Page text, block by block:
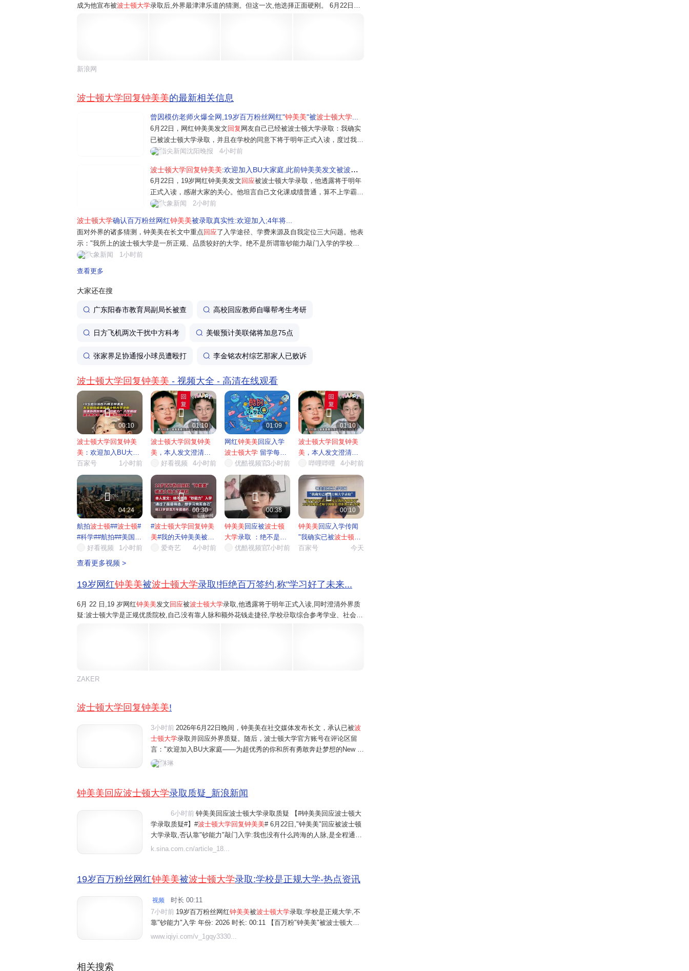
成为他宣布被波士顿大学录取后,外界最津津乐道的猜测。但这一次,他选择正面硬刚。 6月22日晚,
4
新浪网
波士顿大学回复钟美美的最新相关信息
曾因模仿老师火爆全网,19岁百万粉丝网红"钟美美"被波士顿大学...
6月22日，网红钟美美发文 回复 网友自己已经被波士顿大学录取：我确实
已被波士顿大学录取，并且在学校的同意下将于明年正式入读，度过我的
本科时光，探索更多的可能性。感谢大家的关心，也有点惶恐怕耗费公共
成绩普通，不是学霸，我敬佩那些学习能力强的同学。正因为
指尖新闻沈阳晚报 4小时前
波士顿大学回复钟美美:欢迎加入BU大家庭,此前钟美美发文被波士顿...
6月22日，19岁网红钟美美发文 回应被波士顿大学录取，他透露将于明年
正式入读，感谢大家的关心。他坦言自己文化课成绩普通，算不上学霸，
正因如此才格外向往大学，希望多读书开阔眼界，提升自己。他同时澄清
径，学校录取综合参考学业、社会实践与个人特长...
大象新闻 2小时前
波士顿大学确认百万粉丝网红钟美美被录取真实性:欢迎加入;4年将...
面对外界的诸多猜测，钟美美在长文中重点回应了入学途径、学费来源及自我定位三大问题。他表
示："我所上的波士顿大学是一所正规、品质较好的大学。绝不是所谓靠钞能力敲门入学的学校，
实际上我也没有、不用缴纳正常学费以外的费用。它的入学考察，除了高中时期基本学习情况外，
大象新闻 1小时前
查看更多
大家还在搜
广东阳春市教育局副局长被查 高校回应教师自曝帮考生考研
日方飞机两次干扰中方科考 美银预计美联储将加息75点
张家界足协通报小球员遭殴打 李金铭农村综艺那家人已败诉
波士顿大学回复钟美美 - 视频大全 - 高清在线观看

00:10
波士顿大学回复钟美
美 ：欢迎加入BU大家
庭
百家号 1小时前

01:10
波士顿大学回复钟美
美 ，本人发文澄清留
学相关...
好看视频 4小时前

01:09
网红钟美美回应入学
波士顿大学 留学每年
需近7...
优酷视频官…3小时前

01:10
波士顿大学回复钟美
美 ，本人发文澄清留
学相关...
哔哩哔哩 4小时前

04:24
航拍波士顿##波士顿#
#科学##航拍##美国##
波士...好看视频 1小时前

00:30
#波士顿大学回复钟美
美#我的天钟美美被波
士顿...爱奇艺 4小时前

00:38
钟美美回应被波士顿
大学录取 ：绝不是
靠"钞...
优酷视频官…7小时前

00:10
钟美美回应入学传闻
"我确实已被波士顿大
学...
百家号 今天
查看更多视频 >
19岁网红钟美美被波士顿大学录取!拒绝百万签约,称"学习好了未来...
6月 22 日,19 岁网红钟美美发文 回应被波士顿大学录取,他透露将于明年正式入读,同时澄清外界质
疑:波士顿大学是正规优质院校,自己没有靠人脉和额外花钱走捷径,学校录取综合参考学业、社会实
5
ZAKER
波士顿大学回复钟美美!
3小时前 2026年6月22日晚间，钟美美在社交媒体发布长文，承认已被波
士顿大学录取并回应外界质疑。随后，波士顿大学官方账号在评论区留
言："欢迎加入BU大家庭——为超优秀的你和所有勇敢奔赴梦想的New T
erriers疯狂打call！"此次互动直接为持续发酵的入学争议画上句号，被舆
琳琳
钟美美回应波士顿大学录取质疑_新浪新闻
6小时前 钟美美回应波士顿大学录取质疑 【#钟美美回应波士顿大
学录取质疑#】#波士顿大学回复钟美美# 6月22日,"钟美美"回应被波士顿
大学录取,否认靠"钞能力"敲门入学:我也没有什么跨海的人脉,是全程通过
正规渠道、扎实准备申请资料、通过层层筛选取得入学资格。"这些年通
k.sina.com.cn/article_18...
19岁百万粉丝网红钟美美被波士顿大学录取:学校是正规大学-热点资讯
视频
时长 00:11
7小时前 19岁百万粉丝网红钟美美被波士顿大学录取:学校是正规大学,不
靠"钞能力"入学 年份: 2026 时长: 00:11 【百万粉"钟美美"被波士顿大学
录取】19岁百万粉丝网红钟美美被波士顿大学录取:学校是正规大学,不
www.iqiyi.com/v_1gqy3330...
相关搜索